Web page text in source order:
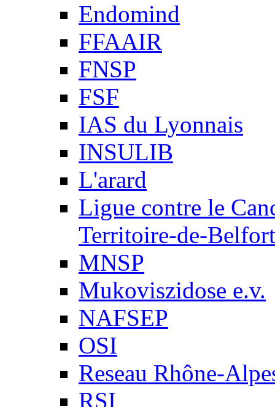
Endomind
FFAAIR
FNSP
FSF
IAS du Lyonnais
INSULIB
L'arard
Ligue contre le
Territoire-de-Belfort
MNSP
Mukoviszidose e.v.
NAFSEP
OSI
Reseau Rhône-
RSI